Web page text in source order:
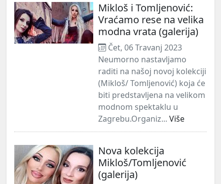
Mikloš i Tomljenović:
Vraćamo rese na velika
modna vrata (galerija)
Čet, 06 Travanj 2023
Neumorno nastavljamo
raditi na našoj novoj kolekciji
(Mikloš/ Tomljenović) koja će
biti predstavljena na velikom
modnom spektaklu u
Zagrebu.Organiz... Više
Nova kolekcija
Mikloš/Tomljenović
(galerija)